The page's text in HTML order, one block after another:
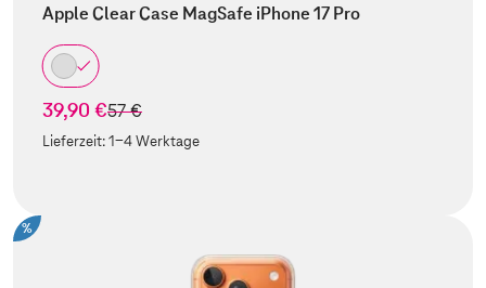
Apple Clear Case MagSafe iPhone 17 Pro
39,90 €statt
57 €
Lieferzeit:1-4 Werktage
%